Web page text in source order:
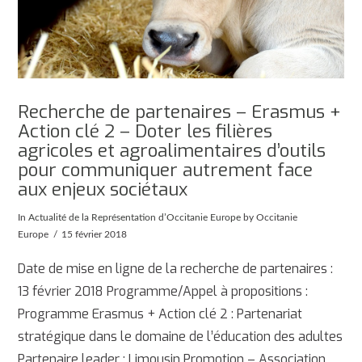
Recherche de partenaires – Erasmus +
Action clé 2 – Doter les filières
agricoles et agroalimentaires d’outils
pour communiquer autrement face
aux enjeux sociétaux
InActualité de la Représentation d’Occitanie Europe by Occitanie
Europe
15 février 2018
Date de mise en ligne de la recherche de partenaires :
13 février 2018 Programme/Appel à propositions :
Programme Erasmus + Action clé 2 : Partenariat
stratégique dans le domaine de l’éducation des adultes